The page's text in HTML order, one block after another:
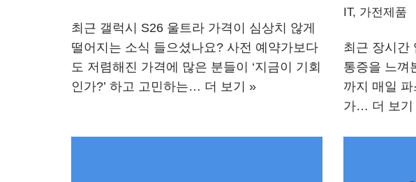
최근 갤럭시 S26 울트라 가격이 심상치 않게
떨어지는 소식 들으셨나요? 사전 예약가보다
도 저렴해진 가격에 많은 분들이 ‘지금이 기회
인가?’ 하고 고민하는… 더 보기 »
IT, 가전제품
최근 장시간
통증을 느껴
까지 매일
가… 더 보기